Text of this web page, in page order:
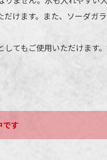
名入れ色 標
けます。また、ソーダガ
てもご使用いただけます
です